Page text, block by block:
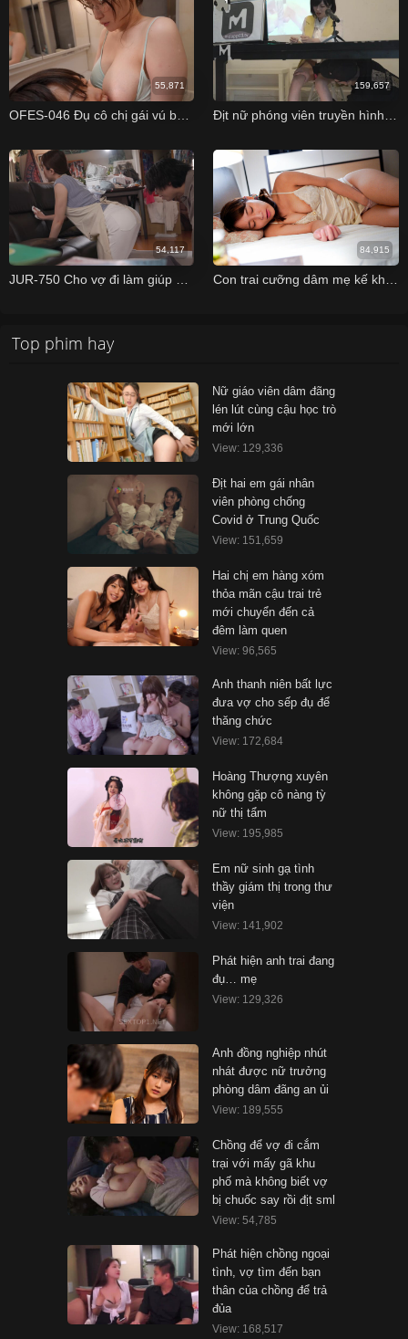
55,871 159,657
54,117 84,915
Top phim hay
Nữ giáo viên dâm đãng
lén lút cùng cậu học trò
mới lớn
View: 129,336
Địt hai em gái nhân
viên phòng chống
Covid ở Trung Quốc
View: 151,659
Hai chị em hàng xóm
thỏa mãn cậu trai trẻ
mới chuyển đến cả
đêm làm quen
View: 96,565
Anh thanh niên bất lực
đưa vợ cho sếp đụ để
thăng chức
View: 172,684
Hoàng Thượng xuyên
không gặp cô nàng tỳ
nữ thị tẩm
View: 195,985
Em nữ sinh gạ tình
thầy giám thị trong thư
viện
View: 141,902
Phát hiện anh trai đang
đụ… mẹ
View: 129,326
Anh đồng nghiệp nhút
nhát được nữ trưởng
phòng dâm đãng an ủi
View: 189,555
Chồng để vợ đi cắm
trại với mấy gã khu
phố mà không biết vợ
bị chuốc say rồi địt sml
View: 54,785
Phát hiện chồng ngoại
tình, vợ tìm đến bạn
thân của chồng để trả
đủa
View: 168,517